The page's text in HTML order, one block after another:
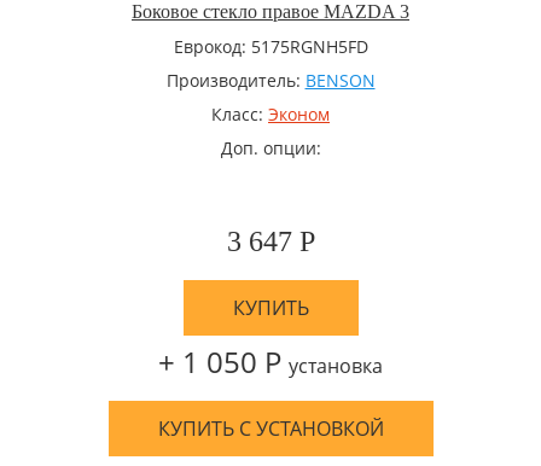
Боковое стекло правое MAZDA 3
Еврокод: 5175RGNH5FD
Производитель: BENSON
Класс: Эконом
Доп. опции:
3 647 Р
КУПИТЬ
+ 1 050 Р установка
КУПИТЬ С УСТАНОВКОЙ